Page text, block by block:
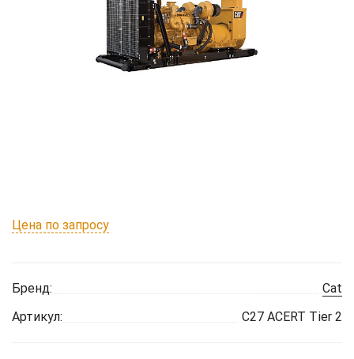
Цена по запросу
Бренд:
Cat
Артикул:
C27 ACERT Tier 2